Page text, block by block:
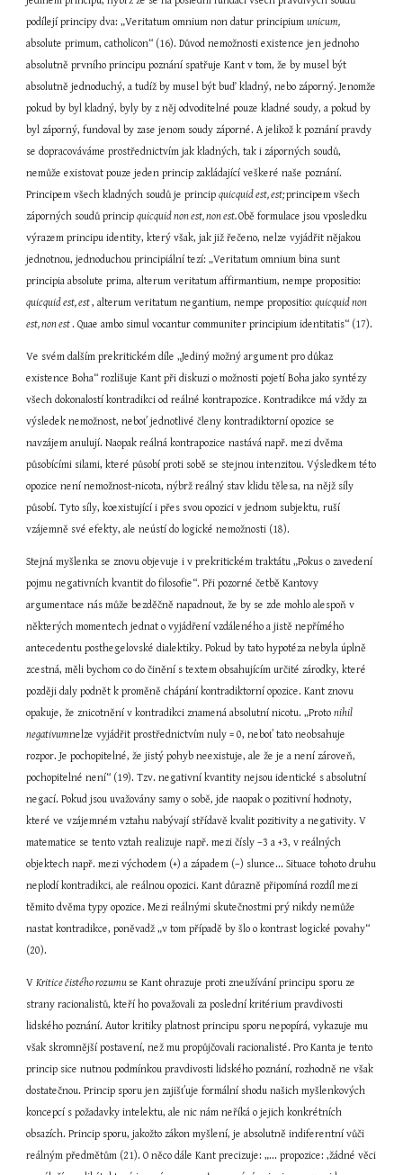
podílejí principy dva: „Veritatum omnium non datur principium
absolute primum, catholicon“ (16). Důvod nemožnosti existence jen jednoho
absolutně prvního principu poznání spatřuje Kant v tom, že by musel být
absolutně jednoduchý, a tudíž by musel být buď kladný, nebo záporný. Jenomže
pokud by byl kladný, byly by z něj odvoditelné pouze kladné soudy, a pokud by
byl záporný, fundoval by zase jenom soudy záporné. A jelikož k poznání pravdy
se dopracováváme prostřednictvím jak kladných, tak i záporných soudů,
nemůže existovat pouze jeden princip zakládající veškeré naše poznání.
Principem všech kladných soudů je princip quicquid est, est; principem všech
záporných soudů princip quicquid non est, non est. Obě formulace jsou vposledku
výrazem principu identity, který však, jak již řečeno, nelze vyjádřit nějakou
jednotnou, jednoduchou principiální tezí: „Veritatum omnium bina sunt
quicquid est, est , alterum veritatum negantium, nempe propositio: quicquid non
est, non est . Quae ambo simul vocantur communiter principium identitatis“ (17).
Ve svém dalším prekritickém díle „Jediný možný argument pro důkaz
existence Boha“ rozlišuje Kant při diskuzi o možnosti pojetí Boha jako syntézy
všech dokonalostí kontradikci od reálné kontrapozice. Kontradikce má vždy za
výsledek nemožnost, neboť jednotlivé členy kontradiktorní opozice se
navzájem anulují. Naopak reálná kontrapozice nastává např. mezi dvěma
působícími silami, které působí proti sobě se stejnou intenzitou. Výsledkem této
opozice není nemožnost-nicota, nýbrž reálný stav klidu tělesa, na nějž síly
působí. Tyto síly, koexistující i přes svou opozici v jednom subjektu, ruší
vzájemně své efekty, ale neústí do logické nemožnosti (18).
Stejná myšlenka se znovu objevuje i v prekritickém traktátu „Pokus o zavedení
pojmu negativních kvantit do filosofie“. Při pozorné četbě Kantovy
argumentace nás může bezděčně napadnout, že by se zde mohlo alespoň v
některých momentech jednat o vyjádření vzdáleného a jistě nepřímého
antecedentu posthegelovské dialektiky. Pokud by tato hypotéza nebyla úplně
zcestná, měli bychom co do činění s textem obsahujícím určité zárodky, které
později daly podnět k proměně chápání kontradiktorní opozice. Kant znovu
opakuje, že znicotnění v kontradikci znamená absolutní nicotu. „Proto nihil
negativumnelze vyjádřit prostřednictvím nuly = 0, neboť tato neobsahuje
rozpor. Je pochopitelné, že jistý pohyb neexistuje, ale že je a není zároveň,
pochopitelné není“ (19). Tzv. negativní kvantity nejsou identické s absolutní
negací. Pokud jsou uvažovány samy o sobě, jde naopak o pozitivní hodnoty,
které ve vzájemném vztahu nabývají střídavě kvalit pozitivity a negativity. V
matematice se tento vztah realizuje např. mezi čísly –3 a +3, v reálných
objektech např. mezi východem (+) a západem (–) slunce... Situace tohoto druhu
neplodí kontradikci, ale reálnou opozici. Kant důrazně připomíná rozdíl mezi
těmito dvěma typy opozice. Mezi reálnými skutečnostmi prý nikdy nemůže
nastat kontradikce, poněvadž „v tom případě by šlo o kontrast logické povahy“
(20).
V Kritice čistého rozumu se Kant ohrazuje proti zneužívání principu sporu ze
strany racionalistů, kteří ho považovali za poslední kritérium pravdivosti
lidského poznání. Autor kritiky platnost principu sporu nepopírá, vykazuje mu
však skromnější postavení, než mu propůjčovali racionalisté. Pro Kanta je tento
princip sice nutnou podmínkou pravdivosti lidského poznání, rozhodně ne však
dostatečnou. Princip sporu jen zajišťuje formální shodu našich myšlenkových
koncepcí s požadavky intelektu, ale nic nám neříká o jejich konkrétních
obsazích. Princip sporu, jakožto zákon myšlení, je absolutně indiferentní vůči
reálným předmětům (21). O něco dále Kant precizuje: „... propozice: ‚žádné věci